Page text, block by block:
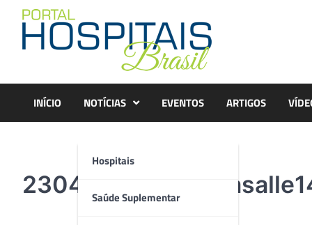
content
INÍCIO NOTÍCIAS
Hospitais
Saúde Suplementar
EVENTOS ARTIGOS
230426Visita